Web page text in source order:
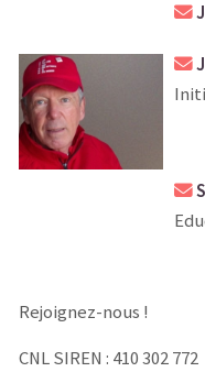
Rejoignez-nous !
CNL SIREN : 410 302 772